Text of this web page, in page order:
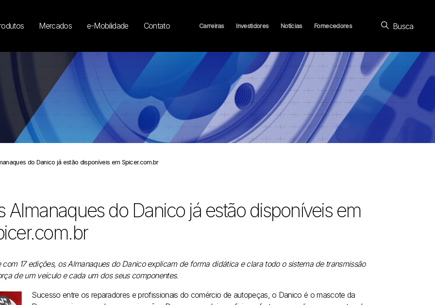
Mercados e-Mobilidade Contato Carreiras Investidores Notícias Fornecedores Busca
do Danico já estão disponíveis em Spicer.com.br
Almanaques do Danico já estão disponíveis em
com 17 edições, os Almanaques do Danico explicam de forma didática e clara todo o sistema de transmissão
de um veículo e cada um dos seus componentes.
Sucesso entre os reparadores e profissionais do comércio de autopeças, o Danico é o mascote da